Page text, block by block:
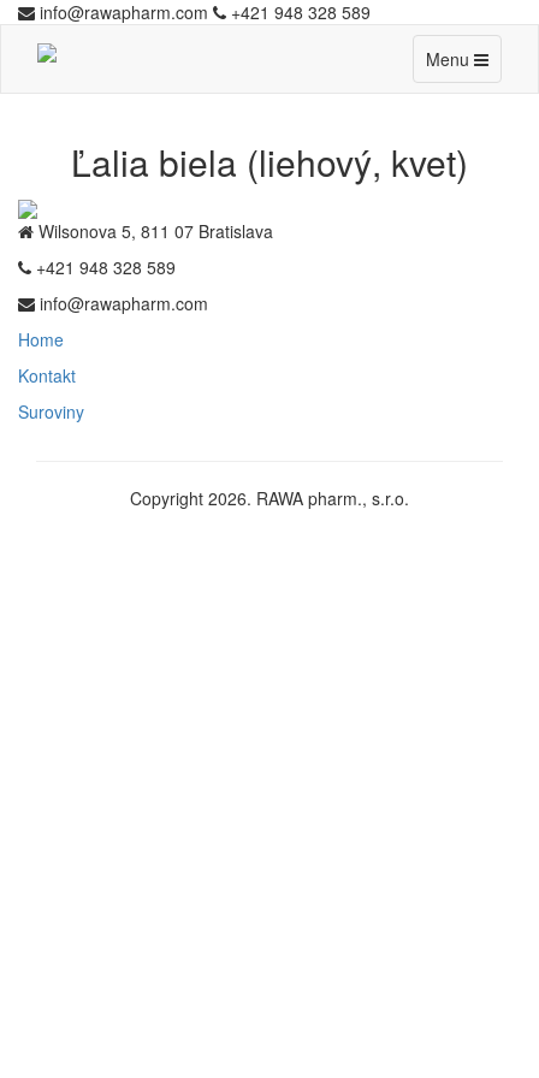
info@rawapharm.com
+421 948 328 589
Toggle
navigation
Menu
Ľalia biela (liehový, kvet)
Wilsonova 5, 811 07 Bratislava
+421 948 328 589
info@rawapharm.com
Home
Kontakt
Suroviny
Copyright 2026. RAWA pharm., s.r.o.